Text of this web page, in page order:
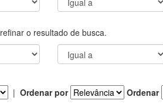
o resultado de busca.
| Ordenar por Ordenar